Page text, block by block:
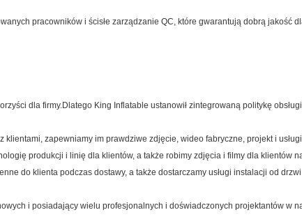
pracowników i ścisłe zarządzanie QC, które gwarantują dobrą jakość
dla firmy.Dlatego King Inflatable ustanowił zintegrowaną politykę
klientami, zapewniamy im prawdziwe zdjęcie, wideo fabryczne, projekt i
produkcji i linię dla klientów, a także robimy zdjęcia i filmy dla klientów
do klienta podczas dostawy, a także dostarczamy usługi instalacji od
i posiadający wielu profesjonalnych i doświadczonych projektantów w